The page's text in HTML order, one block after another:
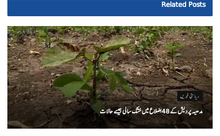
Related Posts
ریاستی خبریں
مدھیہ پردیش کے 48 اضلاع میں خشک سالی جیسے حالات